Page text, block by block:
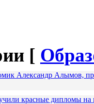
[
Александр Алымов,
красные дипломы на